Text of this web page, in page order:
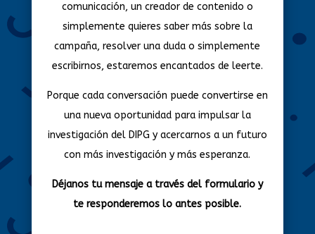
comunicación, un creador de contenido o
simplemente quieres saber más sobre la
campaña, resolver una duda o simplemente
escribirnos, estaremos encantados de leerte.
Porque cada conversación puede convertirse en
una nueva oportunidad para impulsar la
investigación del DIPG y acercarnos a un futuro
con más investigación y más esperanza.
Déjanos tu mensaje a través del formulario y
te responderemos lo antes posible.